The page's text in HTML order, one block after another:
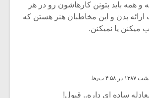
و همه باید بتونن کارهاشون رو در هر
بدن و این مخاطبان هنر هستن که
میکنن یا نمیکنن.
ساده ای داره.. قبول!